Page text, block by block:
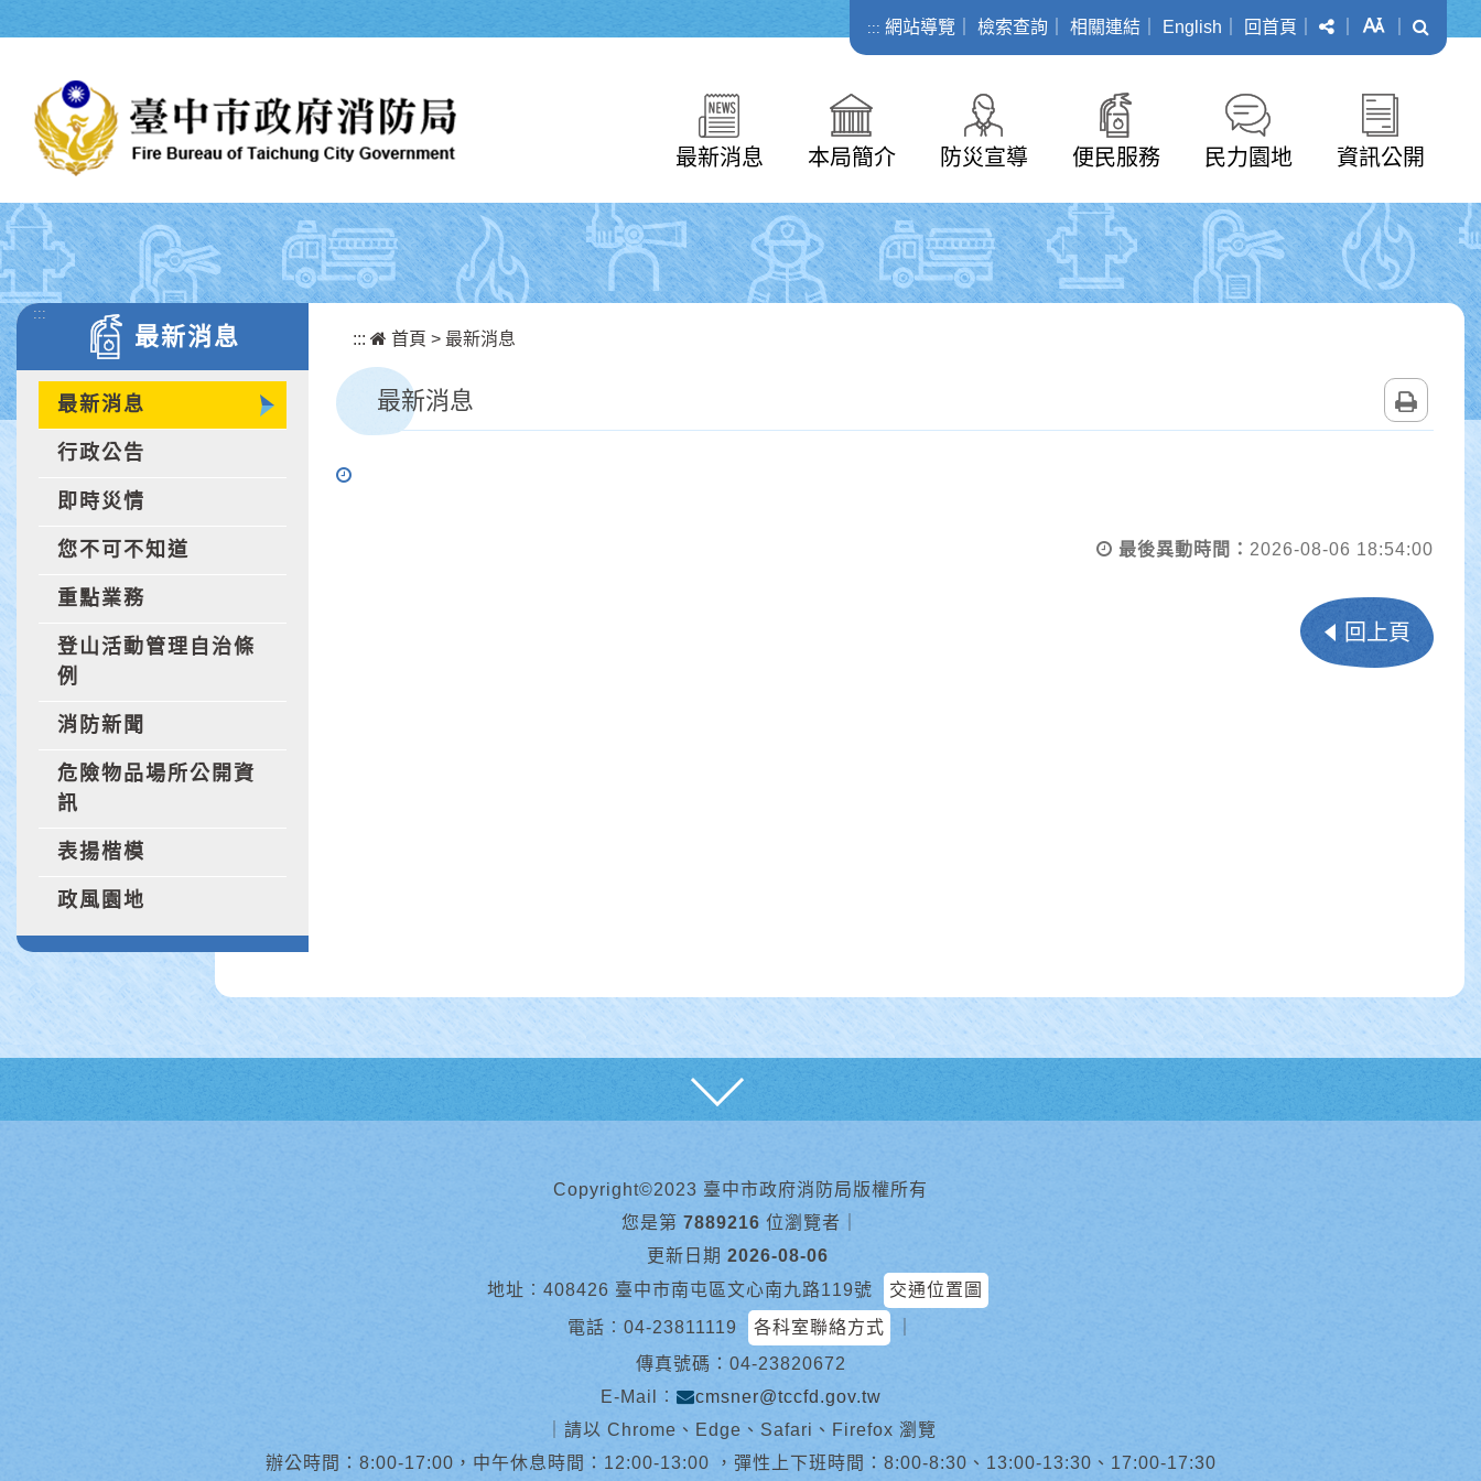
::: 網站導覽 檢索查詢 相關連結 English 回首頁 分享 字級
最新消息 本局簡介 防災宣導 便民服務 民力園地 資訊公開
:::
最新消息
最新消息
行政公告
即時災情
您不可不知道
重點業務
登山活動管理自治條
例
消防新聞
危險物品場所公開資
訊
表揚楷模
政風園地
::: 首頁 > 最新消息
最新消息
最後異動時間： 2026-08-06 18:54:00
回上頁
Copyright©2023 臺中市政府消防局版權所有
您是第 7889216 位瀏覽者
更新日期 2026-08-06
地址︰408426 臺中市南屯區文心南九路119號
交通位置圖
電話︰ 04-23811119 各科室聯絡方式
傳真號碼：04-23820672
E-Mail︰
cmsner@tccfd.gov.tw
請以 Chrome、Edge、Safari、Firefox 瀏覽
辦公時間：8:00-17:00，中午休息時間：12:00-13:00 ，彈性上下班時間：8:00-8:30、13:00-13:30、17:00-17:30